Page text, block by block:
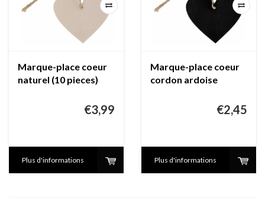
Marque-place coeur
naturel (10 pieces)
€3,99
Plus d'informations
Marque-place coeur
cordon ardoise
€2,45
Plus d'informations